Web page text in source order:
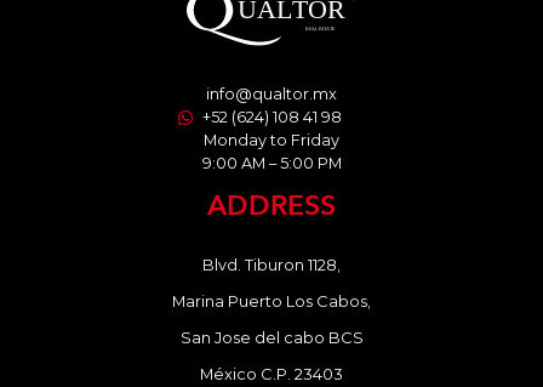
info@qualtor.mx
+52 (624) 108 41 98
Monday to Friday
9:00 AM – 5:00 PM
ADDRESS
Blvd. Tiburon 1128,
Marina Puerto Los Cabos,
San Jose del cabo BCS
México C.P. 23403